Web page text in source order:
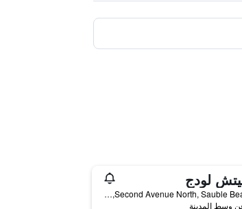
لودج
213 Second Avenue North, Sauble Beach, ON, كندا